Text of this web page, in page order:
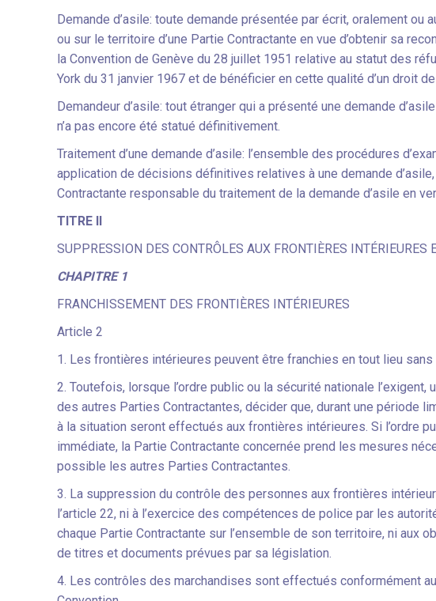
Demande d’asile: toute demande présentée par écrit, oralement ou
ou sur le territoire d’une Partie Contractante en vue d’obtenir sa
la Convention de Genève du 28 juillet 1951 relative au statut des
York du 31 janvier 1967 et de bénéficier en cette qualité d’un droit
Demandeur d’asile: tout étranger qui a présenté une demande
n’a pas encore été statué définitivement.
Traitement d’une demande d’asile: l’ensemble des procédures
application de décisions définitives relatives à une demande
Contractante responsable du traitement de la demande d’asile en
TITRE II
SUPPRESSION DES CONTRÔLES AUX FRONTIÈRES INTÉRIEURES
CHAPITRE 1
FRANCHISSEMENT DES FRONTIÈRES INTÉRIEURES
Article 2
1. Les frontières intérieures peuvent être franchies en tout lieu
2. Toutefois, lorsque l’ordre public ou la sécurité nationale
des autres Parties Contractantes, décider que, durant une période
à la situation seront effectués aux frontières intérieures. Si l’ordre
immédiate, la Partie Contractante concernée prend les mesures
possible les autres Parties Contractantes.
3. La suppression du contrôle des personnes aux frontières
l’article 22, ni à l’exercice des compétences de police par les
chaque Partie Contractante sur l’ensemble de son territoire, ni aux
de titres et documents prévues par sa législation.
4. Les contrôles des marchandises sont effectués conformément